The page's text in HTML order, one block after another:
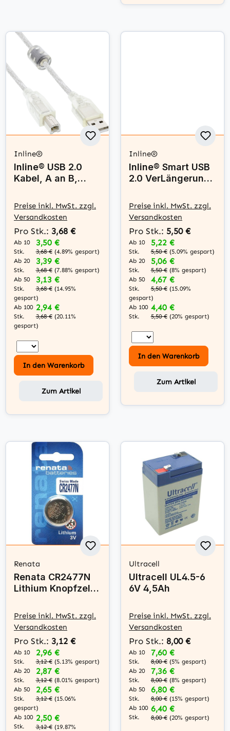
Inline®
Inline® USB 2.0
Kabel, A an B,
Ferritkern, 1m
Preise inkl. MwSt. zzgl.
Versandkosten
Pro Stk.: 3,68 €
Ab 10
Stk.
3,50 €
3,68 € (4.89% gespart)
Ab 20
Stk.
3,39 €
3,68 € (7.88% gespart)
Ab 50
Stk.
3,13 €
3,68 € (14.95%
gespart)
Ab 100
Stk.
2,94 €
3,68 € (20.11%
gespart)
In den Warenkorb
Zum Artikel
Inline®
Inline® Smart USB
2.0 VerLängerung
Typ A, schwarz,
1m
Preise inkl. MwSt. zzgl.
Versandkosten
Pro Stk.: 5,50 €
Ab 10
Stk.
5,22 €
5,50 € (5.09% gespart)
Ab 20
Stk.
5,06 €
5,50 € (8% gespart)
Ab 50
Stk.
4,67 €
5,50 € (15.09%
gespart)
Ab 100
Stk.
4,40 €
5,50 € (20% gespart)
In den Warenkorb
Zum Artikel
Renata
Renata CR2477N
Lithium Knopfzelle
2477
Preise inkl. MwSt. zzgl.
Versandkosten
Pro Stk.: 3,12 €
Ab 10
Stk.
2,96 €
3,12 € (5.13% gespart)
Ab 20
Stk.
2,87 €
3,12 € (8.01% gespart)
Ab 50
Stk.
2,65 €
3,12 € (15.06%
gespart)
Ab 100
Stk.
2,50 €
3,12 € (19.87%
Ultracell
Ultracell UL4.5-6
6V 4,5Ah
Preise inkl. MwSt. zzgl.
Versandkosten
Pro Stk.: 8,00 €
Ab 10
Stk.
7,60 €
8,00 € (5% gespart)
Ab 20
Stk.
7,36 €
8,00 € (8% gespart)
Ab 50
Stk.
6,80 €
8,00 € (15% gespart)
Ab 100
Stk.
6,40 €
8,00 € (20% gespart)